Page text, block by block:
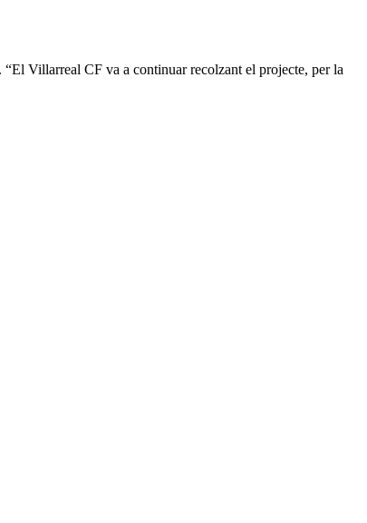
Villarreal CF va a continuar recolzant el projecte, per la